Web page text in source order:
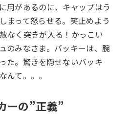
用があるのに、キャップはう
まって怒らせる。笑止めよう
なく突きが入る！かっこい
のみなさま。バッキーは、腕
た。驚きを隠せないバッキ
んて。。。
ーの”正義”